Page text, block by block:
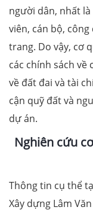
người dân, nhất
viên, cán bộ,
trang. Do vậy, cơ
các chính sách
về đất đai và tài
cận quỹ đất và
dự án.
Nghiên cứu
Thông tin cụ thể
Xây dựng Lâm